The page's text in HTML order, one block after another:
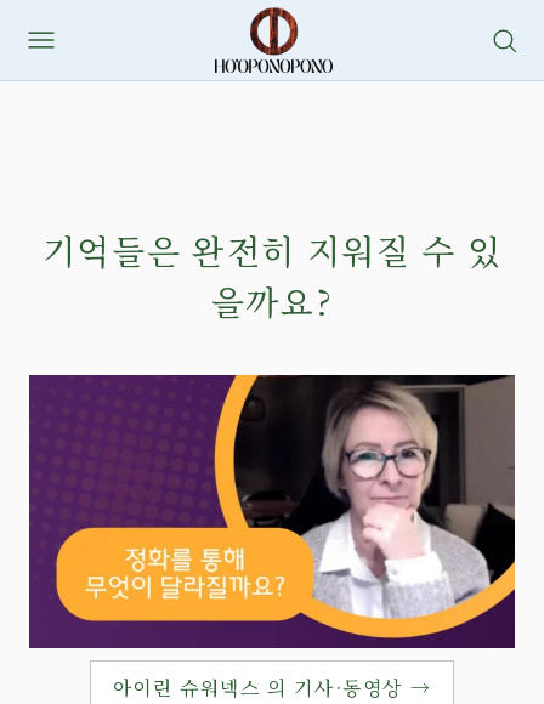
기억들은 완전히 지워질 수 있
을까요?
아이린 슈워넥스 의 기사·동영상 →